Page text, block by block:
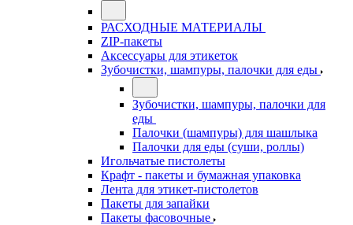
РАСХОДНЫЕ МАТЕРИАЛЫ
ZIP-пакеты
Аксессуары для этикеток
Зубочистки, шампуры, палочки для еды
Зубочистки, шампуры, палочки для
еды
Палочки (шампуры) для шашлыка
Палочки для еды (суши, роллы)
Игольчатые пистолеты
Крафт - пакеты и бумажная упаковка
Лента для этикет-пистолетов
Пакеты для запайки
Пакеты фасовочные